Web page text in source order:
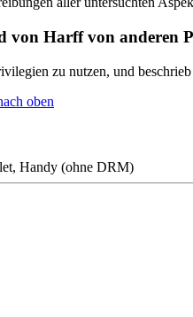
von Harff von anderen
zu nutzen, und
oben
Handy (ohne DRM)